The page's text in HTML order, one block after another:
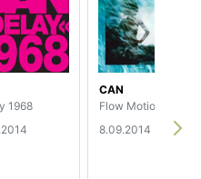
1968
CAN
Flow Motion
8.09.2014